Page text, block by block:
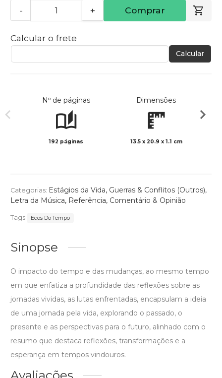
- + Comprar
Calcular o frete
Calcular
Nº de páginas
192 páginas
Dimensões
13.5 x 20.9 x 1.1 cm
Categorias: Estágios da Vida, Guerras & Conflitos (Outros),
Letra da Música, Referência, Comentário & Opinião
Tags: Ecos Do Tempo
Sinopse
O impacto do tempo e das mudanças, ao mesmo tempo
em que enfatiza a profundidade das reflexões sobre as
jornadas vividas, as lutas enfrentadas, encapsulam a ideia
de uma jornada pela vida, explorando o passado, o
presente e as perspectivas para o futuro, alinhado com o
resumo que destaca reflexões, transformações e a
esperança em tempos vindouros.
Avaliações